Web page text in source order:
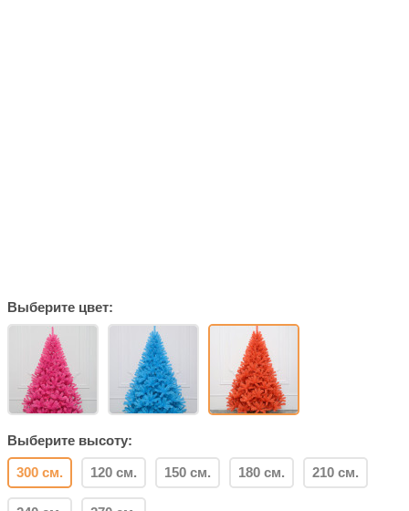
Выберите цвет:
Выберите высоту:
300 см. 120 см. 150 см. 180 см. 210 см.